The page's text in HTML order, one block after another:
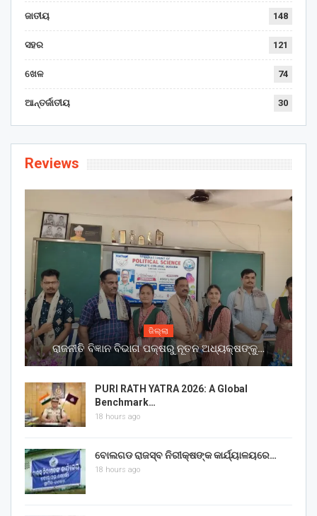
ଜାତୀୟ 148
ସହର 121
ଖେଳ 74
ଆନ୍ତର୍ଜାତୀୟ 30
Reviews
ଜିଲ୍ଲା
ରାଜନୀତି ବିଜ୍ଞାନ ବିଭାଗ ପକ୍ଷରୁ ନୂତନ ଅଧ୍ୟକ୍ଷଙ୍କୁ…
PURI RATH YATRA 2026: A Global
Benchmark…
18 hours ago
ବୋଲଗଡ ରାଜସ୍ବ ନିରୀକ୍ଷଙ୍କ କାର୍ଯ୍ୟାଳୟରେ…
18 hours ago